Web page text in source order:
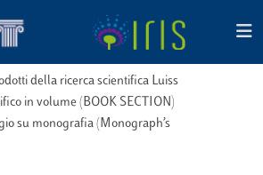
della ricerca scientifica Luiss
in volume (BOOK SECTION)
su monografia (Monograph’s